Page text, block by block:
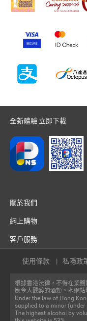
全新體驗 立即下載
關於我們
網上購物
客戶服務
根據香港法律，不得在業
應令人醺醉的酒類。本網
Under the law of Hong
supplied to a minor (under
The highest alcohol by
使用條款 私隱政